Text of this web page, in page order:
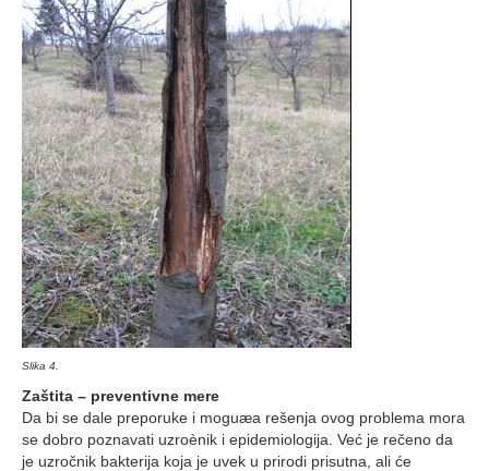
Slika 4.
Zaštita – preventivne mere
Da bi se dale preporuke i moguæa rešenja ovog problema mora
se dobro poznavati uzroènik i epidemiologija. Već je rečeno da
je uzročnik bakterija koja je uvek u prirodi prisutna, ali će